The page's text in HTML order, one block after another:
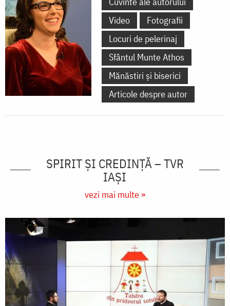
Video
Fotografii
Locuri de pelerinaj
Sfântul Munte Athos
Mănăstiri și biserici
Articole despre autor
SPIRIT ȘI CREDINȚĂ – TVR
IAȘI
vezi mai multe »